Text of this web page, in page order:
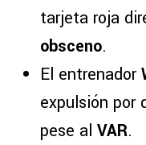
tarjeta roja
obsceno.
El entrenador
expulsión por
pese al VAR.